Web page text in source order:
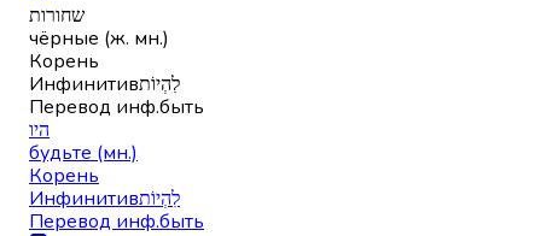
שחורות
чёрные (ж. мн.)
Корень
Инфинитивלִהְיוֹת
Перевод инф.быть
היו
будьте (мн.)
Корень
Инфинитивלִהְיוֹת
Перевод инф.быть